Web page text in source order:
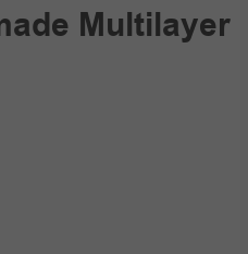
Multilayer